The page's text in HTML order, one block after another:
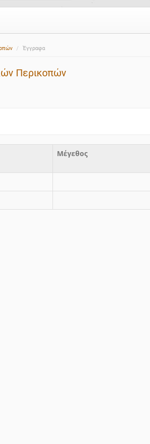
Έγγραφα
Περικοπών
Μέγεθος